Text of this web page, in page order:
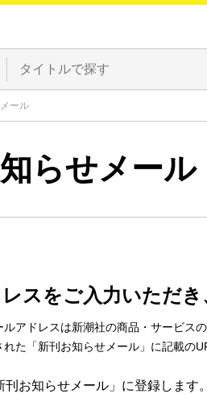
ール
らせメール
スをご入力いただ
アドレスは新潮社の商品・サービス
た「新刊お知らせメール」に記載の
刊お知らせメール」に登録します。